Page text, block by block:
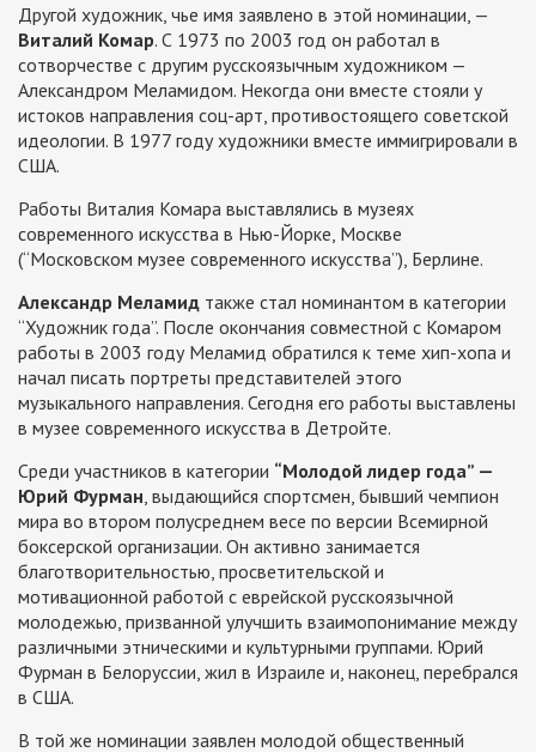
Другой художник, чье имя заявлено в этой номинации, —
Виталий Комар. С 1973 по 2003 год он работал в
сотворчестве с другим русскоязычным художником —
Александром Меламидом. Некогда они вместе стояли у
истоков направления соц-арт, противостоящего советской
идеологии. В 1977 году художники вместе иммигрировали в
США.
Работы Виталия Комара выставлялись в музеях
современного искусства в Нью-Йорке, Москве
(“Московском музее современного искусства”), Берлине.
Александр Меламид также стал номинантом в категории
“Художник года”. После окончания совместной с Комаром
работы в 2003 году Меламид обратился к теме хип-хопа и
начал писать портреты представителей этого
музыкального направления. Сегодня его работы выставлены
в музее современного искусства в Детройте.
Среди участников в категории “Молодой лидер года” —
Юрий Фурман , выдающийся спортсмен, бывший чемпион
мира во втором полусреднем весе по версии Всемирной
боксерской организации. Он активно занимается
благотворительностью, просветительской и
мотивационной работой с еврейской русскоязычной
молодежью, призванной улучшить взаимопонимание между
различными этническими и культурными группами. Юрий
Фурман в Белоруссии, жил в Израиле и, наконец, перебрался
в США.
В той же номинации заявлен молодой общественный